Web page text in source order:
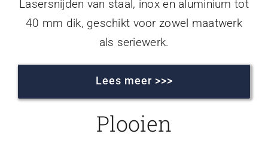
Lasersnijden van staal, inox en aluminium tot
40 mm dik, geschikt voor zowel maatwerk
als seriewerk.
Lees meer >>>
Plooien